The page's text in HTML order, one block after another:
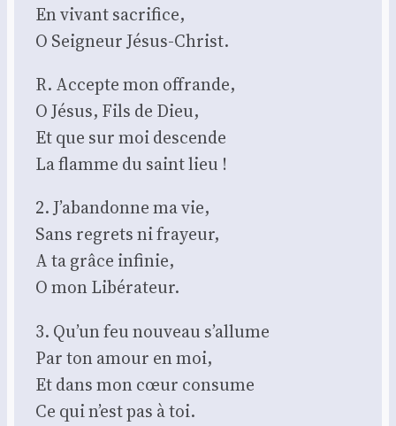
En vivant sacri­fice,
O Sei­gneur Jésus-Christ.
R. Accepte mon offrande,
O Jésus, Fils de Dieu,
Et que sur moi des­cende
La flamme du saint lieu !
2. J’abandonne ma vie,
Sans regrets ni frayeur,
A ta grâce infi­nie,
O mon Libé­ra­teur.
3. Qu’un feu nou­veau s’allume
Par ton amour en moi,
Et dans mon cœur consume
Ce qui n’est pas à toi.